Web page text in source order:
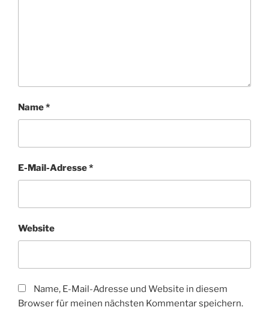
Name*
E-Mail-Adresse*
Website
Name, E-Mail-Adresse und Website in diesem
Browser für meinen nächsten Kommentar speichern.